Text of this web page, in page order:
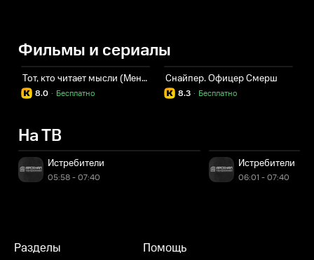
Фильмы и сериалы
Тот, кто читает мысли (Менталист)
8.0 Бесплатно
·
Снайпер. Офицер Смерш
8.3 Бесплатно
·
На ТВ
Истребители
05:58 - 07:40
Истребители
06:01 - 07:40
Разделы Помощь